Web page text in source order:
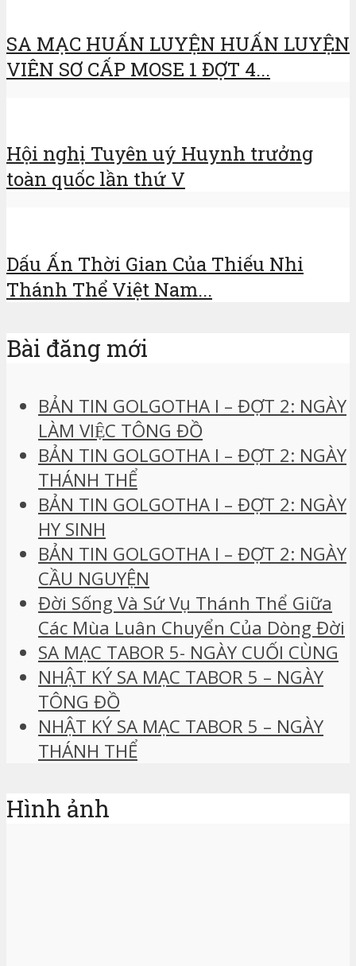
SA MẠC HUẤN LUYỆN HUẤN LUYỆN
VIÊN SƠ CẤP MOSE 1 ĐỢT 4...
Hội nghị Tuyên uý Huynh trưởng
toàn quốc lần thứ V
Dấu Ấn Thời Gian Của Thiếu Nhi
Thánh Thể Việt Nam...
Bài đăng mới
BẢN TIN GOLGOTHA I – ĐỢT 2: NGÀY
LÀM VIỆC TÔNG ĐỒ
BẢN TIN GOLGOTHA I – ĐỢT 2: NGÀY
THÁNH THỂ
BẢN TIN GOLGOTHA I – ĐỢT 2: NGÀY
HY SINH
BẢN TIN GOLGOTHA I – ĐỢT 2: NGÀY
CẦU NGUYỆN
Đời Sống Và Sứ Vụ Thánh Thể Giữa
Các Mùa Luân Chuyển Của Dòng Đời
SA MẠC TABOR 5- NGÀY CUỐI CÙNG
NHẬT KÝ SA MẠC TABOR 5 – NGÀY
TÔNG ĐỒ
NHẬT KÝ SA MẠC TABOR 5 – NGÀY
THÁNH THỂ
Hình ảnh